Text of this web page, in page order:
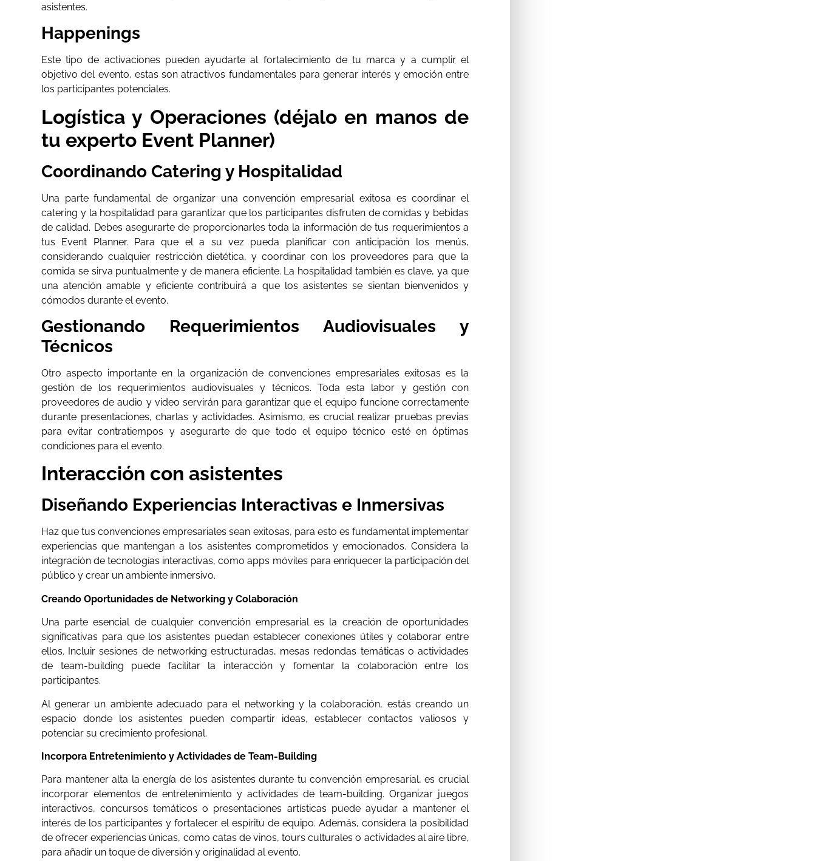
asistentes.
Happenings
Este tipo de activaciones pueden ayudarte al fortalecimiento de tu marca y a cumplir el
objetivo del evento, estas son atractivos fundamentales para generar interés y emoción entre
los participantes potenciales.
Logística y Operaciones (déjalo en manos de
tu experto Event Planner)
Coordinando Catering y Hospitalidad
Una parte fundamental de organizar una convención empresarial exitosa es coordinar el
catering y la hospitalidad para garantizar que los participantes disfruten de comidas y bebidas
de calidad. Debes asegurarte de proporcionarles toda la información de tus requerimientos a
tus Event Planner. Para que el a su vez pueda planificar con anticipación los menús,
considerando cualquier restricción dietética, y coordinar con los proveedores para que la
comida se sirva puntualmente y de manera eficiente. La hospitalidad también es clave, ya que
una atención amable y eficiente contribuirá a que los asistentes se sientan bienvenidos y
cómodos durante el evento.
Gestionando Requerimientos Audiovisuales y
Técnicos
Otro aspecto importante en la organización de convenciones empresariales exitosas es la
gestión de los requerimientos audiovisuales y técnicos. Toda esta labor y gestión con
proveedores de audio y video servirán para garantizar que el equipo funcione correctamente
durante presentaciones, charlas y actividades. Asimismo, es crucial realizar pruebas previas
para evitar contratiempos y asegurarte de que todo el equipo técnico esté en óptimas
condiciones para el evento.
Interacción con asistentes
Diseñando Experiencias Interactivas e Inmersivas
Haz que tus convenciones empresariales sean exitosas, para esto es fundamental implementar
experiencias que mantengan a los asistentes comprometidos y emocionados. Considera la
integración de tecnologías interactivas, como apps móviles para enriquecer la participación del
público y crear un ambiente inmersivo.
Creando Oportunidades de Networking y Colaboración
Una parte esencial de cualquier convención empresarial es la creación de oportunidades
significativas para que los asistentes puedan establecer conexiones útiles y colaborar entre
ellos. Incluir sesiones de networking estructuradas, mesas redondas temáticas o actividades
de team-building puede facilitar la interacción y fomentar la colaboración entre los
participantes.
Al generar un ambiente adecuado para el networking y la colaboración, estás creando un
espacio donde los asistentes pueden compartir ideas, establecer contactos valiosos y
potenciar su crecimiento profesional.
Incorpora Entretenimiento y Actividades de Team-Building
Para mantener alta la energía de los asistentes durante tu convención empresarial, es crucial
incorporar elementos de entretenimiento y actividades de team-building. Organizar juegos
interactivos, concursos temáticos o presentaciones artísticas puede ayudar a mantener el
interés de los participantes y fortalecer el espíritu de equipo. Además, considera la posibilidad
de ofrecer experiencias únicas, como catas de vinos, tours culturales o actividades al aire libre,
para añadir un toque de diversión y originalidad al evento.